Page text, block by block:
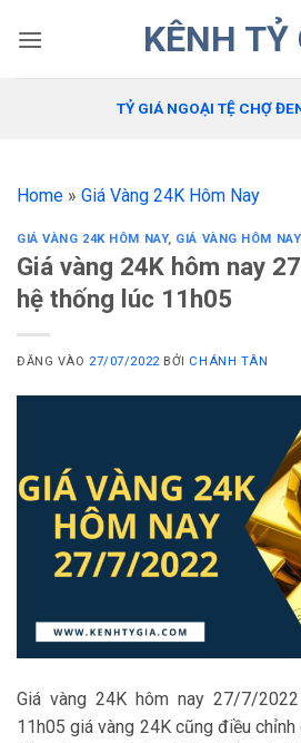
qua
KÊNH TỶ
TỶ GIÁ NGOẠI TỆ CHỢ
Home » Giá Vàng 24K Hôm Nay
GIÁ VÀNG 24K HÔM NAY, GIÁ VÀNG HÔM NAY
Giá vàng 24K hôm nay
hệ thống lúc 11h05
ĐĂNG VÀO 27/07/2022 BỞI CHÁNH TÂN
Giá vàng 24K hôm nay 27/7/
11h05 giá vàng 24K cũng điều